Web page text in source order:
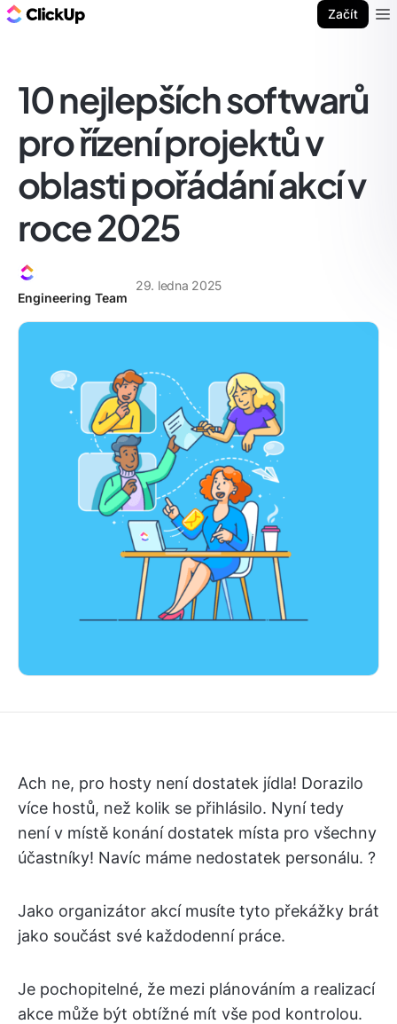
Začít
10 nejlepších softwarů
pro řízení projektů v
oblasti pořádání akcí v
roce 2025
Engineering Team
29. ledna 2025
Ach ne, pro hosty není dostatek jídla! Dorazilo
více hostů, než kolik se přihlásilo. Nyní tedy
není v místě konání dostatek místa pro všechny
účastníky! Navíc máme nedostatek personálu. ?
Jako organizátor akcí musíte tyto překážky brát
jako součást své každodenní práce.
Je pochopitelné, že mezi plánováním a realizací
akce může být obtížné mít vše pod kontrolou.